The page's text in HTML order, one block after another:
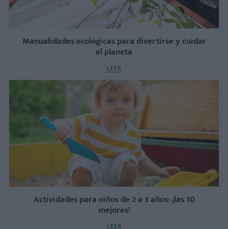
Manualidades ecológicas para divertirse y cuidar
el planeta
LEER
Actividades para niños de 2 a 3 años: ¡las 10
mejores!
LEER